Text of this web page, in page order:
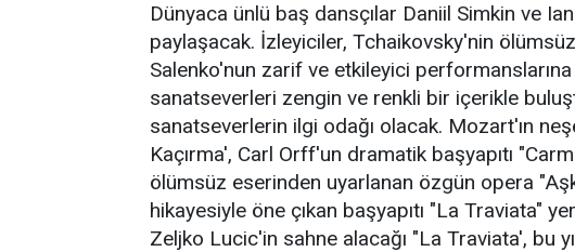
Dünyaca ünlü baş dansçılar Daniil Simkin ve
paylaşacak. İzleyiciler, Tchaikovsky'nin
Salenko'nun zarif ve etkileyici performanslarına
sanatseverleri zengin ve renkli bir içerikle
sanatseverlerin ilgi odağı olacak. Mozart'ın
Kaçırma', Carl Orff'un dramatik başyapıtı
ölümsüz eserinden uyarlanan özgün opera
hikayesiyle öne çıkan başyapıtı "La Traviata"
Zeljko Lucic'in sahne alacağı "La Traviata', bu